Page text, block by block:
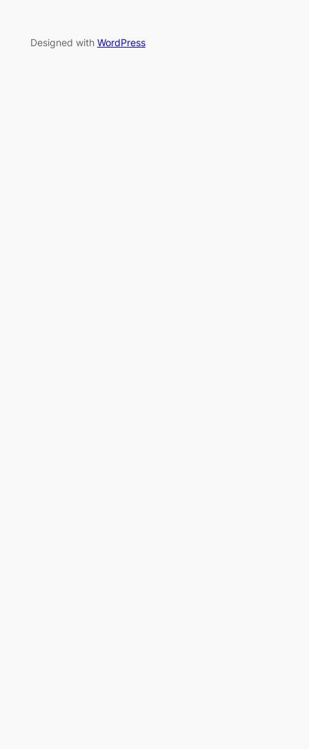
Designed with WordPress